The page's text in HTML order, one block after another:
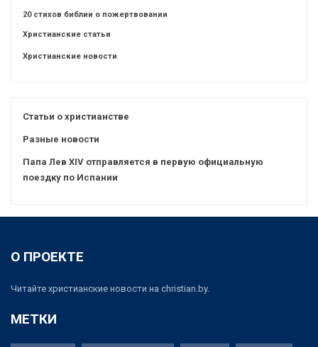
20 стихов библии о пожертвовании
Христианские статьи
Христианские новости
Статьи о христианстве
Разные новости
Папа Лев XIV отправляется в первую официальную
поездку по Испании
О ПРОЕКТЕ
Читайте христианские новости на christian.by.
МЕТКИ